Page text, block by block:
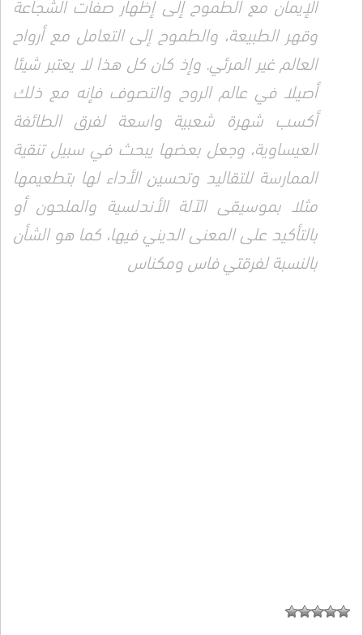
وقهر الطبيعة، والطموح إلى التعامل مع أرواح
العالم غير المرئي. وإذ كان كل هذا لا يعتبر شيئا
أصيلا في عالم الروح والتصوف فإنه مع ذلك
أكسب شهرة شعبية واسعة لفرق الطائفة
العيساوية، وجعل بعضها يبحث في سبيل تنقية
الممارسة للتقاليد وتحسين الأداء لها بتطعيمها
مثلا بموسيقى الآلة الأندلسية والملحون أو
بالتأكيد على المعنى الديني فيها، كما هو الشأن
بالنسبة لفرقتي فاس ومكناس